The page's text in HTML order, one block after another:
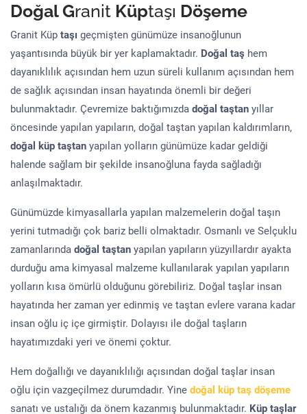
Doğal Granit Küptaşı Döşeme
Granit Küp taşı geçmişten günümüze insanoğlunun
yaşantısında büyük bir yer kaplamaktadır. Doğal taş hem
dayanıklılık açısından hem uzun süreli kullanım açısından hem
de sağlık açısından insan hayatında önemli bir değeri
bulunmaktadır. Çevremize baktığımızda doğal taştan yıllar
öncesinde yapılan yapıların, doğal taştan yapılan kaldırımların,
doğal küp taştan yapılan yolların günümüze kadar geldiği
halende sağlam bir şekilde insanoğluna fayda sağladığı
anlaşılmaktadır.
Günümüzde kimyasallarla yapılan malzemelerin doğal taşın
yerini tutmadığı çok bariz belli olmaktadır. Osmanlı ve Selçuklu
zamanlarında doğal taştan yapılan yapıların yüzyıllardır ayakta
durduğu ama kimyasal malzeme kullanılarak yapılan yapıların
yolların kısa ömürlü olduğunu görebiliriz. Doğal taşlar insan
hayatında her zaman yer edinmiş ve taştan evlere varana kadar
insan oğlu iç içe girmiştir. Dolayısı ile doğal taşların
hayatımızdaki yeri ve önemi çoktur.
Hem doğallığı ve dayanıklılığı açısından doğal taşlar insan
oğlu için vazgeçilmez durumdadır. Yine doğal küp taş döşeme
sanatı ve ustalığı da önem kazanmış bulunmaktadır. Küp taşlar